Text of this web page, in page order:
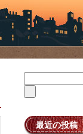
最近の投稿